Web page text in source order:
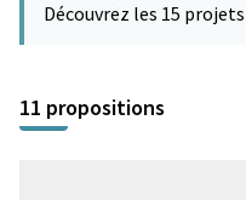
Découvrez les 15
11 propositions